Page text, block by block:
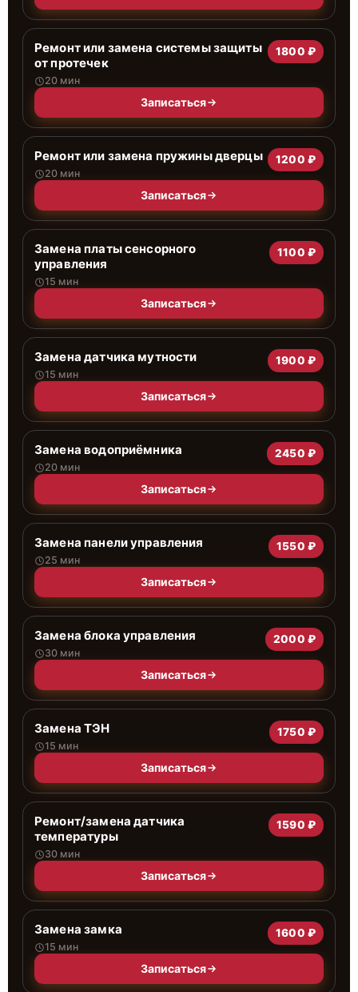
Ремонт или замена системы защиты
от протечек
20 мин
1800 ₽
Записаться
Ремонт или замена пружины дверцы
20 мин
1200 ₽
Записаться
Замена платы сенсорного
управления
15 мин
1100 ₽
Записаться
Замена датчика мутности
15 мин
1900 ₽
Записаться
Замена водоприёмника
20 мин
2450 ₽
Записаться
Замена панели управления
25 мин
1550 ₽
Записаться
Замена блока управления
30 мин
2000 ₽
Записаться
Замена ТЭН
15 мин
1750 ₽
Записаться
Ремонт/замена датчика
температуры
30 мин
1590 ₽
Записаться
Замена замка
15 мин
1600 ₽
Записаться